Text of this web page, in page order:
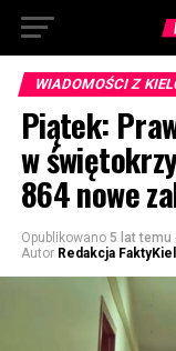
WIADOMOŚCI Z
Piątek:
w
864 nowe
Opublikowano 5 lat temu
Autor Redakcja